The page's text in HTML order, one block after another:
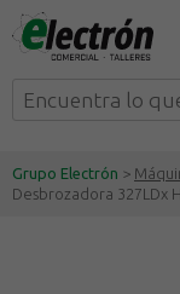
Grupo Electrón >
Desbrozadora 327LDx